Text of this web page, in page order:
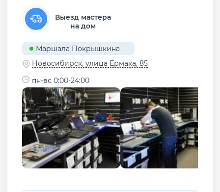
Выезд мастера
на дом
Маршала Покрышкина
Новосибирск, улица Ермака, 85
пн-вс 0:00-24:00